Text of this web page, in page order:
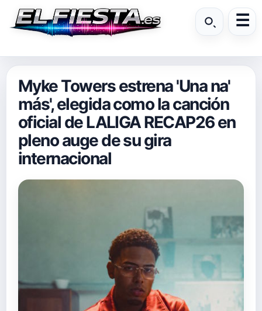
Myke Towers estrena 'Una na'
más', elegida como la canción
oficial de LALIGA RECAP26 en
pleno auge de su gira
internacional